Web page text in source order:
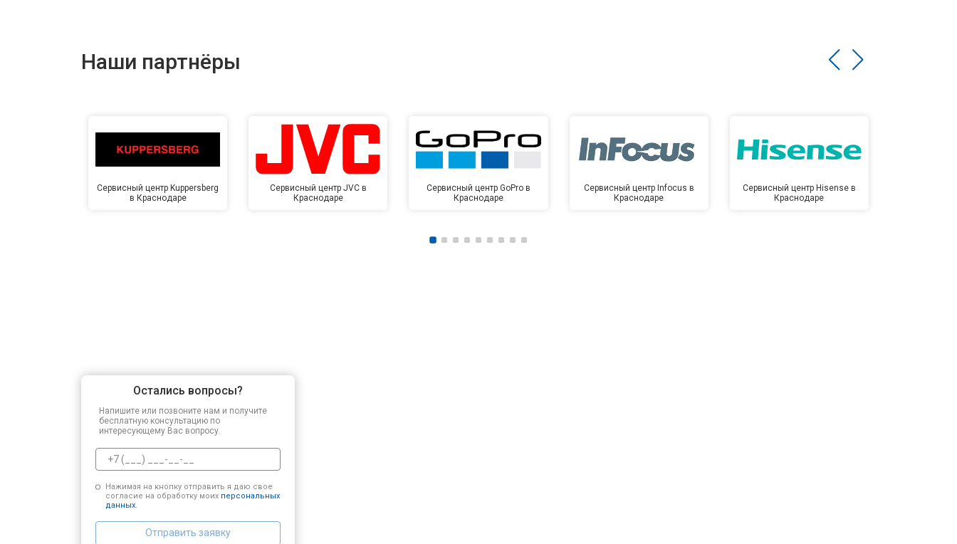
Наши партнёры
Сервисный центр Kuppersberg
в Краснодаре
Сервисный центр JVC в
Краснодаре
Сервисный центр GoPro в
Краснодаре
Сервисный центр Infocus в
Краснодаре
Сервисный центр Hisense в
Краснодаре
Остались вопросы?
Напишите или позвоните нам и получите
бесплатную консультацию по
интересующему Вас вопросу.
Нажимая на кнопку отправить я даю свое
согласие на обработку моих персональных
данных.
Отправить заявку